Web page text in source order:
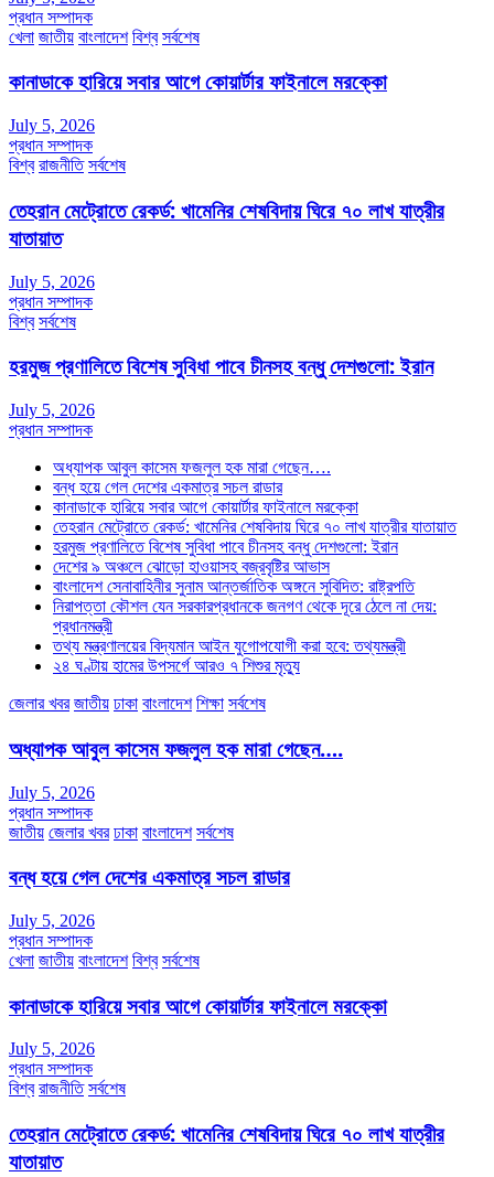
প্রধান সম্পাদক
খেলা জাতীয় বাংলাদেশ বিশ্ব সর্বশেষ
কানাডাকে হারিয়ে সবার আগে কোয়ার্টার ফাইনালে মরক্কো
July 5, 2026
প্রধান সম্পাদক
বিশ্ব রাজনীতি সর্বশেষ
তেহরান মেট্রোতে রেকর্ড: খামেনির শেষবিদায় ঘিরে ৭০ লাখ যাত্রীর
যাতায়াত
July 5, 2026
প্রধান সম্পাদক
বিশ্ব সর্বশেষ
হরমুজ প্রণালিতে বিশেষ সুবিধা পাবে চীনসহ বন্ধু দেশগুলো: ইরান
July 5, 2026
প্রধান সম্পাদক
অধ্যাপক আবুল কাসেম ফজলুল হক মারা গেছেন….
বন্ধ হয়ে গেল দেশের একমাত্র সচল রাডার
কানাডাকে হারিয়ে সবার আগে কোয়ার্টার ফাইনালে মরক্কো
তেহরান মেট্রোতে রেকর্ড: খামেনির শেষবিদায় ঘিরে ৭০ লাখ যাত্রীর যাতায়াত
হরমুজ প্রণালিতে বিশেষ সুবিধা পাবে চীনসহ বন্ধু দেশগুলো: ইরান
দেশের ৯ অঞ্চলে ঝোড়ো হাওয়াসহ বজ্রবৃষ্টির আভাস
বাংলাদেশ সেনাবাহিনীর সুনাম আন্তর্জাতিক অঙ্গনে সুবিদিত: রাষ্ট্রপতি
নিরাপত্তা কৌশল যেন সরকারপ্রধানকে জনগণ থেকে দূরে ঠেলে না দেয়:
প্রধানমন্ত্রী
তথ্য মন্ত্রণালয়ের বিদ্যমান আইন যুগোপযোগী করা হবে: তথ্যমন্ত্রী
২৪ ঘণ্টায় হামের উপসর্গে আরও ৭ শিশুর মৃত্যু
জেলার খবর জাতীয় ঢাকা বাংলাদেশ শিক্ষা সর্বশেষ
অধ্যাপক আবুল কাসেম ফজলুল হক মারা গেছেন….
July 5, 2026
প্রধান সম্পাদক
জাতীয় জেলার খবর ঢাকা বাংলাদেশ সর্বশেষ
বন্ধ হয়ে গেল দেশের একমাত্র সচল রাডার
July 5, 2026
প্রধান সম্পাদক
খেলা জাতীয় বাংলাদেশ বিশ্ব সর্বশেষ
কানাডাকে হারিয়ে সবার আগে কোয়ার্টার ফাইনালে মরক্কো
July 5, 2026
প্রধান সম্পাদক
বিশ্ব রাজনীতি সর্বশেষ
তেহরান মেট্রোতে রেকর্ড: খামেনির শেষবিদায় ঘিরে ৭০ লাখ যাত্রীর
যাতায়াত